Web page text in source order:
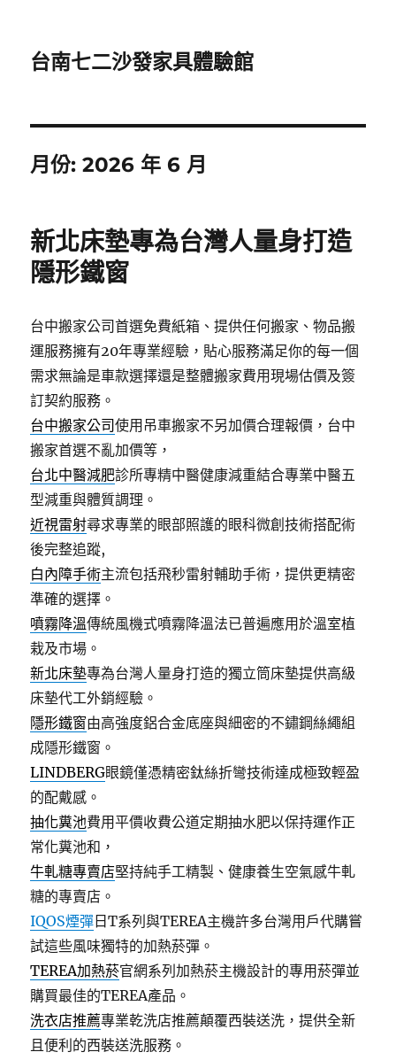
台南七二沙發家具體驗館
月份:2026 年 6 月
新北床墊專為台灣人量身打造
隱形鐵窗
台中搬家公司首選免費紙箱、提供任何搬家、物品搬
運服務擁有20年專業經驗，貼心服務滿足你的每一個
需求無論是車款選擇還是整體搬家費用現場估價及簽
訂契約服務。
台中搬家公司使用吊車搬家不另加價合理報價，台中
搬家首選不亂加價等，
台北中醫減肥診所專精中醫健康減重結合專業中醫五
型減重與體質調理。
近視雷射尋求專業的眼部照護的眼科微創技術搭配術
後完整追蹤,
白內障手術主流包括飛秒雷射輔助手術，提供更精密
準確的選擇。
噴霧降溫傳統風機式噴霧降溫法已普遍應用於溫室植
栽及市場。
新北床墊專為台灣人量身打造的獨立筒床墊提供高級
床墊代工外銷經驗。
隱形鐵窗由高強度鋁合金底座與細密的不鏽鋼絲繩組
成隱形鐵窗。
LINDBERG眼鏡僅憑精密鈦絲折彎技術達成極致輕盈
的配戴感。
抽化糞池費用平價收費公道定期抽水肥以保持運作正
常化糞池和，
牛軋糖專賣店堅持純手工精製、健康養生空氣感牛軋
糖的專賣店。
IQOS煙彈 日T系列與TEREA主機許多台灣用戶代購嘗
試這些風味獨特的加熱菸彈。
TEREA加熱菸官網系列加熱菸主機設計的專用菸彈並
購買最佳的TEREA產品。
洗衣店推薦專業乾洗店推薦顛覆西裝送洗，提供全新
且便利的西裝送洗服務。